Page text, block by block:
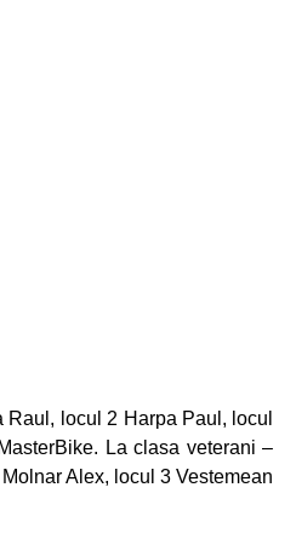
Raul, locul 2 Harpa Paul, locul
La clasa veterani –
Alex, locul 3 Vestemean